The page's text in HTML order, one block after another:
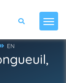
EN